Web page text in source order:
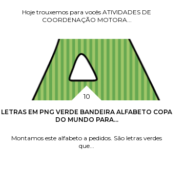
Hoje trouxemos para vocês ATIVIDADES DE
COORDENAÇÃO MOTORA...
LETRAS EM PNG VERDE BANDEIRA ALFABETO COPA
DO MUNDO PARA...
Montamos este alfabeto a pedidos. São letras verdes
que...